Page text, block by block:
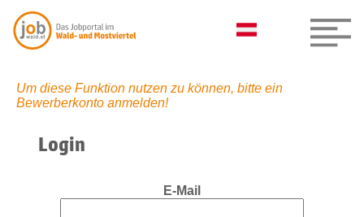
Um diese Funktion nutzen zu können, bitte ein
Bewerberkonto anmelden!
Login
E-Mail